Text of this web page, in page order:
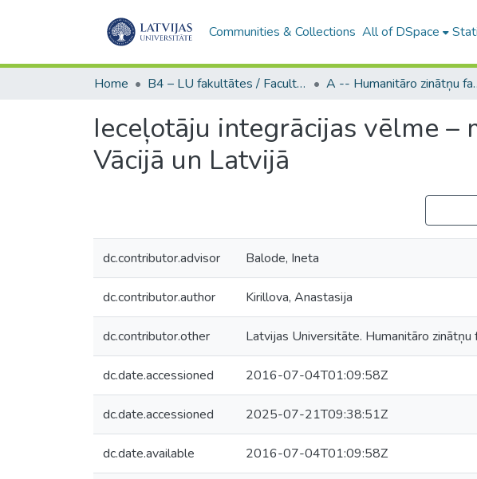
Communities & Collections All of DSpace
Home B4 – LU fakultātes / Faculties of the UL A -- Humanitāro
Ieceļotāju integrācijas vēlme –
Vācijā un Latvijā
dc.contributor.advisor Balode, Ineta
dc.contributor.author Kirillova, Anastasija
dc.contributor.other Latvijas Universitāte. Humanitāro zinātņu
dc.date.accessioned 2016-07-04T01:09:58Z
dc.date.accessioned 2025-07-21T09:38:51Z
dc.date.available 2016-07-04T01:09:58Z